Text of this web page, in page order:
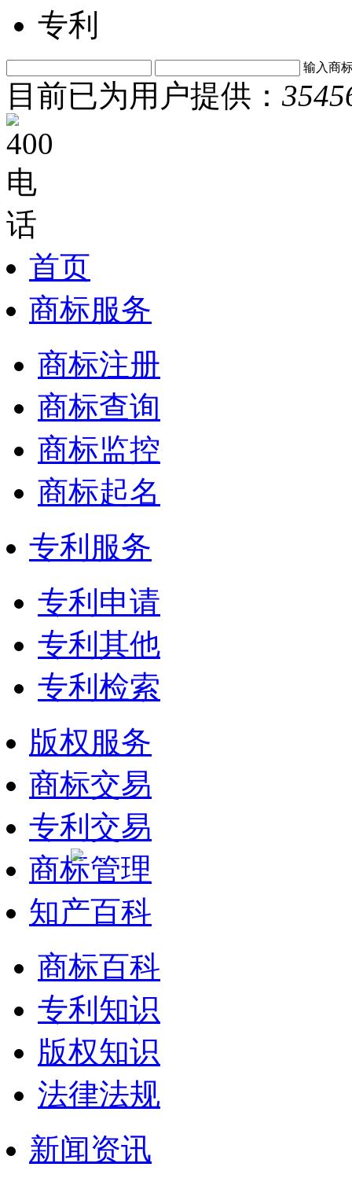
专利
输入商
目前已为用户提供：
首页
商标服务
商标注册
商标查询
商标监控
商标起名
专利服务
专利申请
专利其他
专利检索
版权服务
商标交易
专利交易
商标管理
知产百科
商标百科
专利知识
版权知识
法律法规
新闻资讯